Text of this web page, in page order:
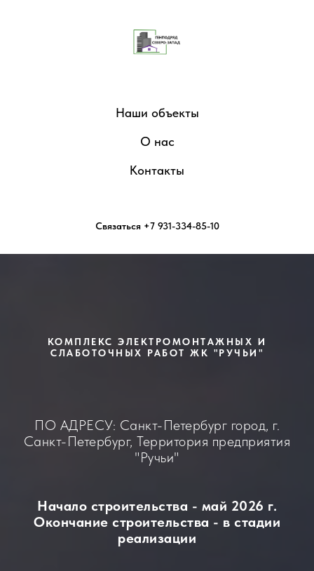
Наши объекты
О нас
Контакты
Связаться +7 931-334-85-10
КОМПЛЕКС ЭЛЕКТРОМОНТАЖНЫХ И
СЛАБОТОЧНЫХ РАБОТ ЖК "РУЧЬИ"
ПО АДРЕСУ: Санкт-Петербург город, г.
Санкт-Петербург, Территория предприятия
"Ручьи"
Начало строительства - май 2026 г.
Окончание строительства - в стадии
реализации